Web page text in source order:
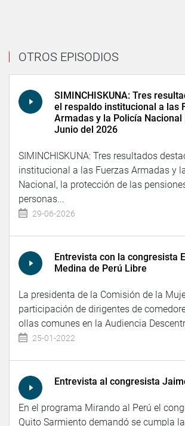
OTROS EPISODIOS
SIMINCHISKUNA: Tres
el respaldo institucional a las
Armadas y la Policía Nacional
Junio del 2026
SIMINCHISKUNA: Tres resultados
institucional a las Fuerzas Armadas y
Nacional, la protección de las
personas...
29-06-2026
Entrevista con la congresista
Medina de Perú Libre
La presidenta de la Comisión de la
participación de dirigentes de
ollas comunes en la Audiencia
25-01-2022
Entrevista al congresista
En el programa Mirando al Perú el
Quito Sarmiento demandó se cumpla